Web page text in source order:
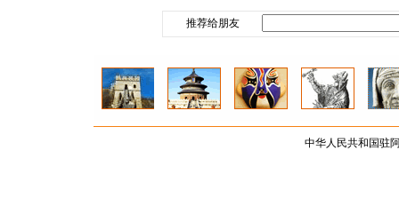
推荐给朋友
中华人民共和国驻